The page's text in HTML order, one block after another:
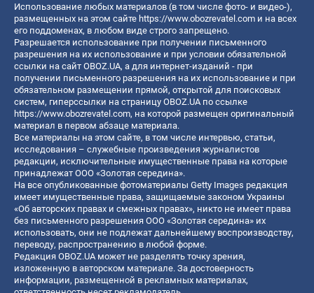
Использование любых материалов (в том числе фото- и видео-),
размещенных на этом сайте https://www.obozrevatel.com и на всех
его поддоменах, в любом виде строго запрещено.
Разрешается использование при получении письменного
разрешения на их использование и при условии обязательной
ссылки на сайт OBOZ.UA, а для интернет-изданий - при
получении письменного разрешения на их использование и при
обязательном размещении прямой, открытой для поисковых
систем, гиперссылки на страницу OBOZ.UA по ссылке
https://www.obozrevatel.com, на которой размещен оригинальный
материал в первом абзаце материала.
Все материалы на этом сайте, в том числе интервью, статьи,
исследования – служебные произведения журналистов
редакции, исключительные имущественные права на которые
принадлежат ООО «Золотая середина».
На все опубликованные фотоматериалы Getty Images редакция
имеет имущественные права, защищаемые законом Украины
«Об авторских правах и смежных правах», никто не имеет права
без письменного разрешения ООО «Золотая середина» их
использовать, они не подлежат дальнейшему воспроизводству,
переводу, распространению в любой форме.
Редакция OBOZ.UA может не разделять точку зрения,
изложенную в авторском материале. За достоверность
информации, размещенной в рекламных материалах,